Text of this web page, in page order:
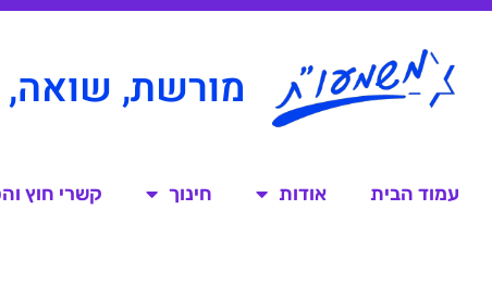
מורשת, שואה,
עמוד הבית אודות חינוך קשרי חוץ